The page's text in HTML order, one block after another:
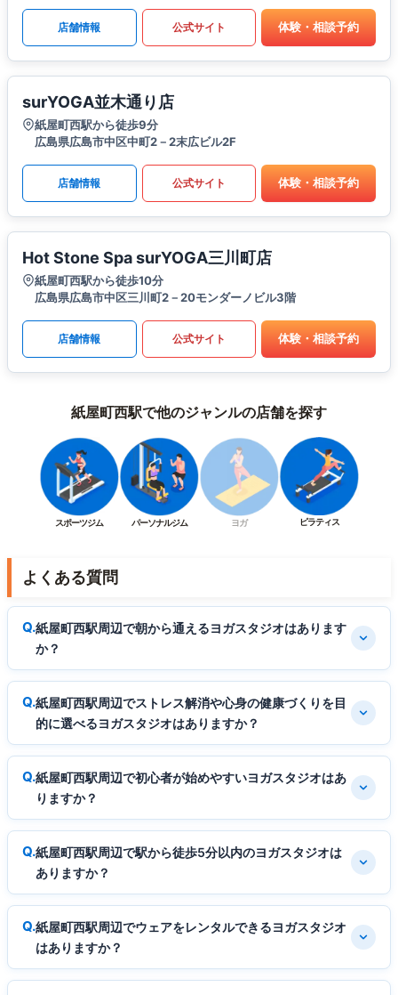
店舗情報 公式サイト 体験・相談予約
surYOGA並木通り店
紙屋町西駅から徒歩9分
広島県広島市中区中町2－2末広ビル2F
店舗情報 公式サイト 体験・相談予約
Hot Stone Spa surYOGA三川町店
紙屋町西駅から徒歩10分
広島県広島市中区三川町2－20モンダーノビル3階
店舗情報 公式サイト 体験・相談予約
紙屋町西駅で他のジャンルの店舗を探す
スポーツジム パーソナルジム ヨガ ピラティス
よくある質問
紙屋町西駅周辺で朝から通えるヨガスタジオはあります
か？
紙屋町西駅周辺でストレス解消や心身の健康づくりを目
的に選べるヨガスタジオはありますか？
紙屋町西駅周辺で初心者が始めやすいヨガスタジオはあ
りますか？
紙屋町西駅周辺で駅から徒歩5分以内のヨガスタジオは
ありますか？
紙屋町西駅周辺でウェアをレンタルできるヨガスタジオ
はありますか？